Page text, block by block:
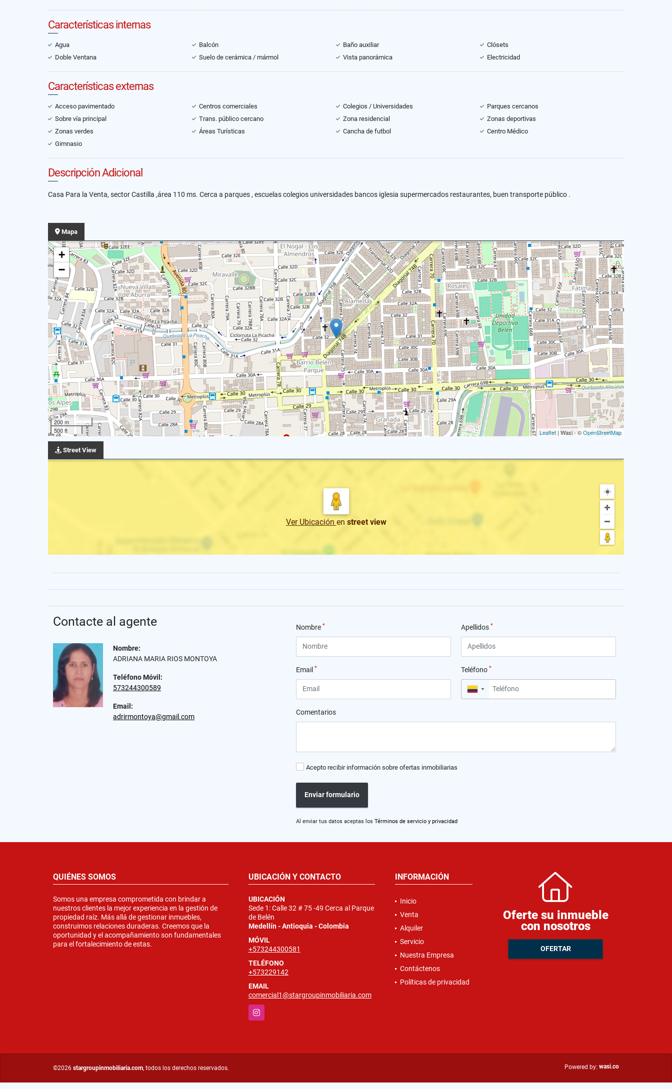
Características internas
Agua Balcón Baño auxiliar
Clósets
Doble Ventana
Suelo de cerámica / mármol Vista panorámica Electricidad
Características externas
Acceso pavimentado Centros comerciales Colegios / Universidades
Parques cercanos
Sobre vía principal
Trans. público cercano Zona residencial
Zonas deportivas
Zonas verdes
Áreas Turísticas Cancha de futbol
Centro Médico
Gimnasio
Descripción Adicional
Casa Para la Venta, sector Castilla ,área 110 ms. Cerca a parques , escuelas colegios universidades bancos iglesia supermercados restaurantes, buen transporte público .
Mapa
+
−
200 m
500 ft
Leaflet | Wasi - ©OpenStreetMap
Street View
Ver Ubicación en street view
Contacte al agente
Nombre:
ADRIANA MARIA RIOS MONTOYA
Teléfono Móvil:
573244300589
Email:
adrirmontoya@gmail.com
Nombre * Apellidos *
Email * Teléfono *
▼
Comentarios
Acepto recibir información sobre ofertas inmobiliarias
Enviar formulario
Al enviar tus datos aceptas los Términos de servicio y privacidad
QUIÉNES SOMOS
Somos una empresa comprometida con brindar a
nuestros clientes la mejor experiencia en la gestión de
propiedad raíz. Más allá de gestionar inmuebles,
construimos relaciones duraderas. Creemos que la
oportunidad y el acompañamiento son fundamentales
para el fortalecimiento de estas.
UBICACIÓN Y CONTACTO
UBICACIÓN
Sede 1: Calle 32 # 75 -49 Cerca al Parque
de Belén
Medellín - Antioquia - Colombia
MÓVIL
+573244300581
TELÉFONO
+573229142
EMAIL
comercial1@stargroupinmobiliaria.com
Instagram
INFORMACIÓN
Inicio
Venta
Alquiler
Servicio
Nuestra Empresa
Contáctenos
Políticas de privacidad
Oferte su inmueble
con nosotros
OFERTAR
©2026 stargroupinmobiliaria.com, todos los derechos reservados. Powered by: wasi.co